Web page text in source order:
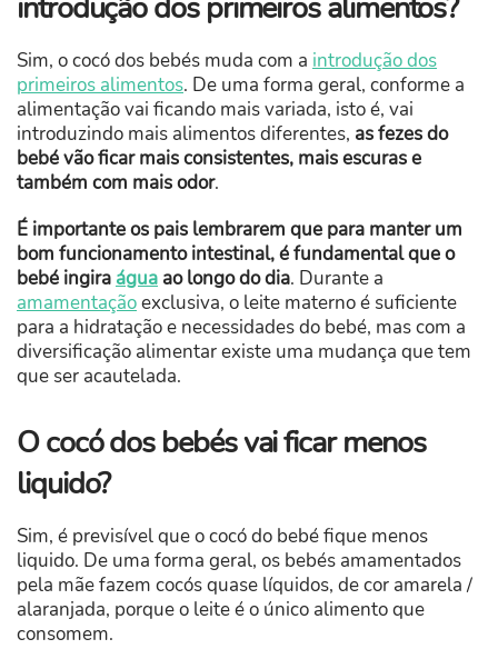
introdução dos primeiros alimentos?
Sim, o cocó dos bebés muda com a introdução dos
primeiros alimentos. De uma forma geral, conforme a
alimentação vai ficando mais variada, isto é, vai
introduzindo mais alimentos diferentes, as fezes do
bebé vão ficar mais consistentes, mais escuras e
também com mais odor.
É importante os pais lembrarem que para manter um
bom funcionamento intestinal, é fundamental que o
bebé ingira água ao longo do dia. Durante a
amamentaçãoexclusiva, o leite materno é suficiente
para a hidratação e necessidades do bebé, mas com a
diversificação alimentar existe uma mudança que tem
que ser acautelada.
O cocó dos bebés vai ficar menos
liquido?
Sim, é previsível que o cocó do bebé fique menos
liquido. De uma forma geral, os bebés amamentados
pela mãe fazem cocós quase líquidos, de cor amarela /
alaranjada, porque o leite é o único alimento que
consomem.